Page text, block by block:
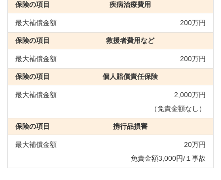
疾病治療費用
200万円
救援者費用など
200万円
個人賠償責任保険
2,000万円
（免責金額なし）
携行品損害
20万円
免責金額3,000円/１事故